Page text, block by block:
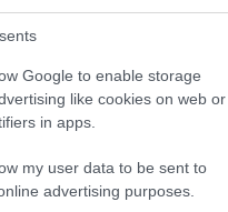
Google to enable storage
like cookies on web or
in apps.
my user data to be sent to
advertising purposes.
újra az űrszemét kérdésére
sűrűsödő veszélyre, amely
hozzáfűzött hozzászólások nem
A szerkesztőség
a kommenteket nem tudja